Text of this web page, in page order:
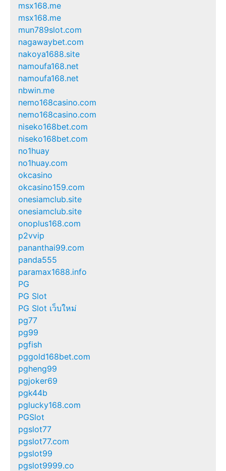
msx168.me
msx168.me
mun789slot.com
nagawaybet.com
nakoya1688.site
namoufa168.net
namoufa168.net
nbwin.me
nemo168casino.com
nemo168casino.com
niseko168bet.com
niseko168bet.com
no1huay
no1huay.com
okcasino
okcasino159.com
onesiamclub.site
onesiamclub.site
onoplus168.com
p2vvip
pananthai99.com
panda555
paramax1688.info
PG
PG Slot
PG Slot เว็บใหม่
pg77
pg99
pgfish
pggold168bet.com
pgheng99
pgjoker69
pgk44b
pglucky168.com
PGSlot
pgslot77
pgslot77.com
pgslot99
pgslot9999.co